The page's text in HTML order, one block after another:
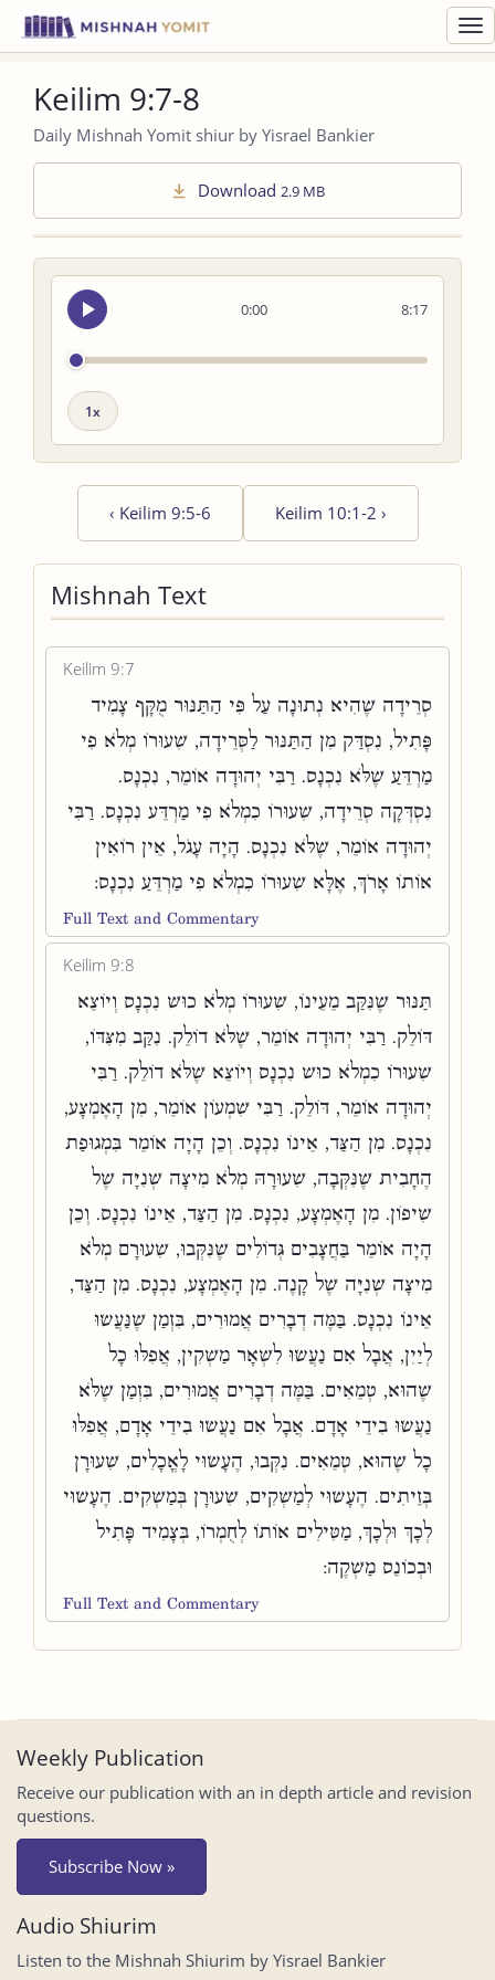
Keilim 9:7-8
Daily Mishnah Yomit shiur by Yisrael Bankier
Download 2.9 MB
0:00
Seek
audio
8:17
Playback
‹ Keilim 9:5-6 Keilim 10:1-2 ›
Mishnah Text
Keilim 9:7
סְרֵידָה שֶׁהִיא נְתוּנָה עַל פִּי הַתַּנּוּר מֻקָּף צָמִיד
פָּתִיל, נִסְדַּק מִן הַתַּנּוּר לַסְּרֵידָה, שִׁעוּרוֹ מְלֹא פִי
מַרְדֵּעַ שֶׁלֹּא נִכְנָס. רַבִּי יְהוּדָה אוֹמֵר, נִכְנָס.
נִסְדְּקָה סְרֵידָה, שִׁעוּרוֹ כִמְלֹא פִי מַרְדֵּע נִכְנָס. רַבִּי
יְהוּדָה אוֹמֵר, שֶׁלֹּא נִכְנָס. הָיָה עָגֹל, אֵין רוֹאִין
אוֹתוֹ אָרֹךְ, אֶלָּא שִׁעוּרוֹ כִמְלֹא פִי מַרְדֵּעַ נִכְנָס:
Full Text and Commentary
Keilim 9:8
תַּנּוּר שֶׁנִּקַּב מֵעֵינוֹ, שִׁעוּרוֹ מְלֹא כוּשׁ נִכְנָס וְיוֹצֵא
דּוֹלֵק. רַבִּי יְהוּדָה אוֹמֵר, שֶׁלֹּא דוֹלֵק. נִקַּב מִצִּדּוֹ,
שִׁעוּרוֹ כִמְלֹא כוּשׁ נִכְנָס וְיוֹצֵא שֶׁלֹּא דוֹלֵק. רַבִּי
יְהוּדָה אוֹמֵר, דּוֹלֵק. רַבִּי שִׁמְעוֹן אוֹמֵר, מִן הָאֶמְצָע,
נִכְנָס. מִן הַצַּד, אֵינוֹ נִכְנָס. וְכֵן הָיָה אוֹמֵר בִּמְגוּפַת
הֶחָבִית שֶׁנִּקְּבָה, שִׁעוּרָהּ מְלֹא מִיצָה שְׁנִיָּה שֶׁל
שִׁיפוֹן. מִן הָאֶמְצָע, נִכְנָס. מִן הַצַּד, אֵינוֹ נִכְנָס. וְכֵן
הָיָה אוֹמֵר בַּחֲצָבִים גְּדוֹלִים שֶׁנִּקְּבוּ, שִׁעוּרָם מְלֹא
מִיצָה שְׁנִיָּה שֶׁל קָנֶה. מִן הָאֶמְצָע, נִכְנָס. מִן הַצַּד,
אֵינוֹ נִכְנָס. בַּמֶּה דְבָרִים אֲמוּרִים, בִּזְמַן שֶׁנַּעֲשׂוּ
לְיַיִן, אֲבָל אִם נַעֲשׂוּ לִשְׁאָר מַשְׁקִין, אֲפִלּוּ כָל
שֶׁהוּא, טְמֵאִים. בַּמֶּה דְבָרִים אֲמוּרִים, בִּזְמַן שֶׁלֹּא
נַעֲשׂוּ בִידֵי אָדָם. אֲבָל אִם נַעֲשׂוּ בִידֵי אָדָם, אֲפִלּוּ
כָל שֶׁהוּא, טְמֵאִים. נִקְּבוּ, הֶעָשׂוּי לָאֳכָלִים, שִׁעוּרָן
בְּזֵיתִים. הֶעָשׂוּי לְמַשְׁקִים, שִׁעוּרָן בְּמַשְׁקִים. הֶעָשׂוּי
לְכָךְ וּלְכָךְ, מַטִּילִים אוֹתוֹ לְחֻמְרוֹ, בְּצָמִיד פָּתִיל
וּבְכוֹנֵס מַשְׁקֶה:
Full Text and Commentary
Weekly Publication
Receive our publication with an in depth article and revision
questions.
Subscribe Now »
Audio Shiurim
Listen to the Mishnah Shiurim by Yisrael Bankier